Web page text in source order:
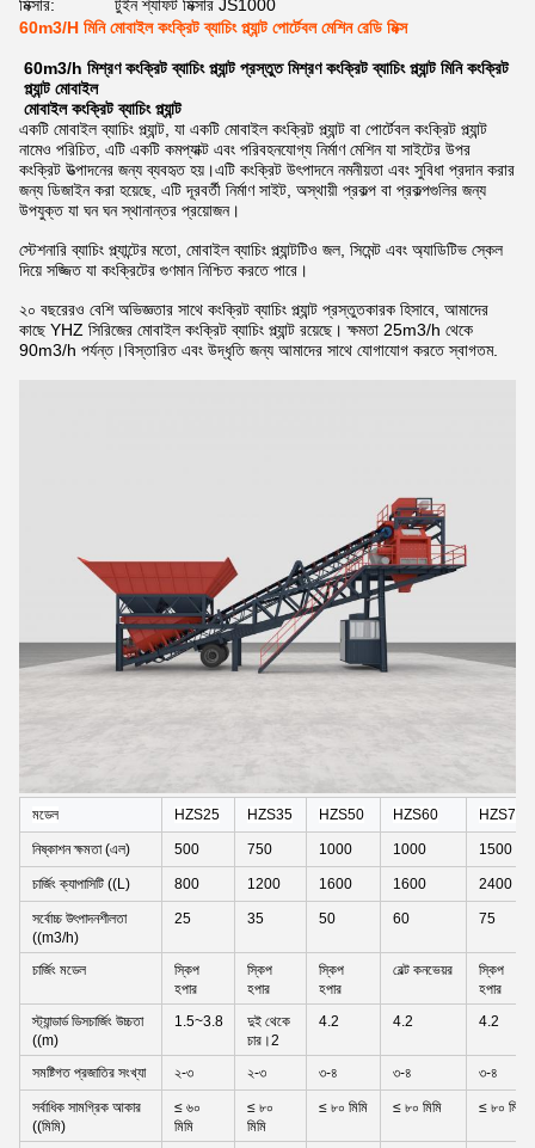
মিক্সার:
টুইন শ্যাফট মিক্সার JS1000
60m3/H মিনি মোবাইল কংক্রিট ব্যাচিং প্ল্যান্ট পোর্টেবল মেশিন রেডি মিক্স
60m3/h মিশ্রণ কংক্রিট ব্যাচিং প্ল্যান্ট প্রস্তুত মিশ্রণ কংক্রিট ব্যাচিং প্ল্যান্ট মিনি কংক্রিট
প্ল্যান্ট মোবাইল
মোবাইল কংক্রিট ব্যাচিং প্ল্যান্ট
একটি মোবাইল ব্যাচিং প্ল্যান্ট, যা একটি মোবাইল কংক্রিট প্ল্যান্ট বা পোর্টেবল কংক্রিট প্ল্যান্ট
নামেও পরিচিত, এটি একটি কমপ্যাক্ট এবং পরিবহনযোগ্য নির্মাণ মেশিন যা সাইটের উপর
কংক্রিট উত্পাদনের জন্য ব্যবহৃত হয়।এটি কংক্রিট উৎপাদনে নমনীয়তা এবং সুবিধা প্রদান করার
জন্য ডিজাইন করা হয়েছে, এটি দূরবর্তী নির্মাণ সাইট, অস্থায়ী প্রকল্প বা প্রকল্পগুলির জন্য
উপযুক্ত যা ঘন ঘন স্থানান্তর প্রয়োজন।
স্টেশনারি ব্যাচিং প্ল্যান্টের মতো, মোবাইল ব্যাচিং প্ল্যান্টটিও জল, সিমেন্ট এবং অ্যাডিটিভ স্কেল
দিয়ে সজ্জিত যা কংক্রিটের গুণমান নিশ্চিত করতে পারে।
২০ বছরেরও বেশি অভিজ্ঞতার সাথে কংক্রিট ব্যাচিং প্ল্যান্ট প্রস্তুতকারক হিসাবে, আমাদের
কাছে YHZ সিরিজের মোবাইল কংক্রিট ব্যাচিং প্ল্যান্ট রয়েছে। ক্ষমতা 25m3/h থেকে
90m3/h পর্যন্ত।বিস্তারিত এবং উদ্ধৃতি জন্য আমাদের সাথে যোগাযোগ করতে স্বাগতম.
মডেল HZS25 HZS35 HZS50 HZS60 HZS75
নিষ্কাশন ক্ষমতা (এল) 500 750 1000 1000 1500
চার্জিং ক্যাপাসিটি ((L) 800 1200 1600 1600 2400
সর্বোচ্চ উৎপাদনশীলতা
((m3/h)
25 35 50 60 75
চার্জিং মডেল
স্কিপ
হপার
স্কিপ
হপার
স্কিপ
হপার
বেল্ট কনভেয়র
স্কিপ
হপার
স্ট্যান্ডার্ড ডিসচার্জিং উচ্চতা
((m)
1.5~3.8
দুই থেকে
চার।2
4.2 4.2 4.2
সমষ্টিগত প্রজাতির সংখ্যা ২-৩ ২-৩ ৩-৪ ৩-৪ ৩-৪
সর্বাধিক সামগ্রিক আকার
((মিমি)
≤ ৬০
মিমি
≤ ৮০
মিমি
≤ ৮০ মিমি ≤ ৮০ মিমি ≤ ৮০ মিমি